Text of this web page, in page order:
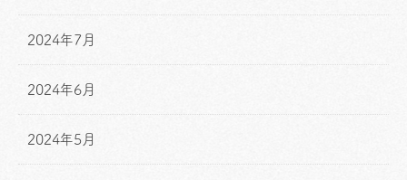
2024年7月
2024年6月
2024年5月